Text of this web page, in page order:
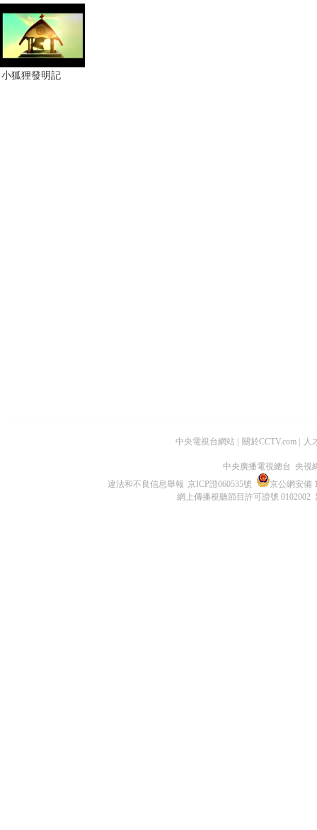
小狐狸發明記
中央電視台網站 關於CCTV.com 人
中央廣播電視總台 央視
違法和不良信息舉報 京ICP證060535號
京公網安備
網上傳播視聽節目許可證號 0102002